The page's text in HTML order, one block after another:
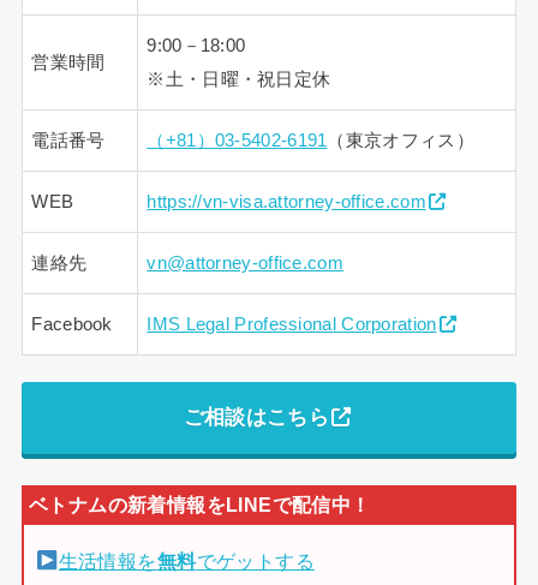
営業時間
9:00－18:00
※土・日曜・祝日定休
電話番号 （+81）03-5402-6191 （東京オフィス）
WEB https://vn-visa.attorney-office.com
連絡先 vn@attorney-office.com
Facebook IMS Legal Professional Corporation
ご相談はこちら
生活情報を無料でゲットする